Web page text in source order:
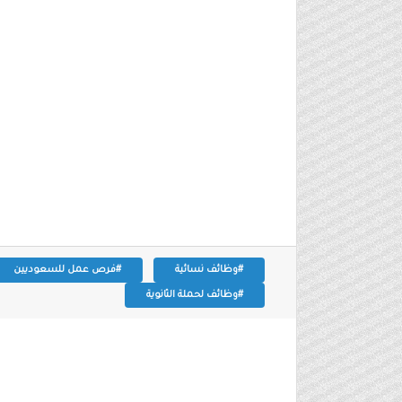
#وظائف نسائية #فرص عمل للسعوديين
#وظائف لحملة الثانوية